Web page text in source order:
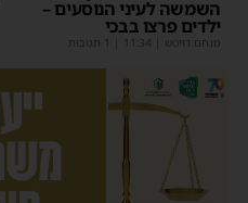
השמשה לעיני הנוסעים –
ילדים פרצו בבכי
מנחם דויטש 11:34